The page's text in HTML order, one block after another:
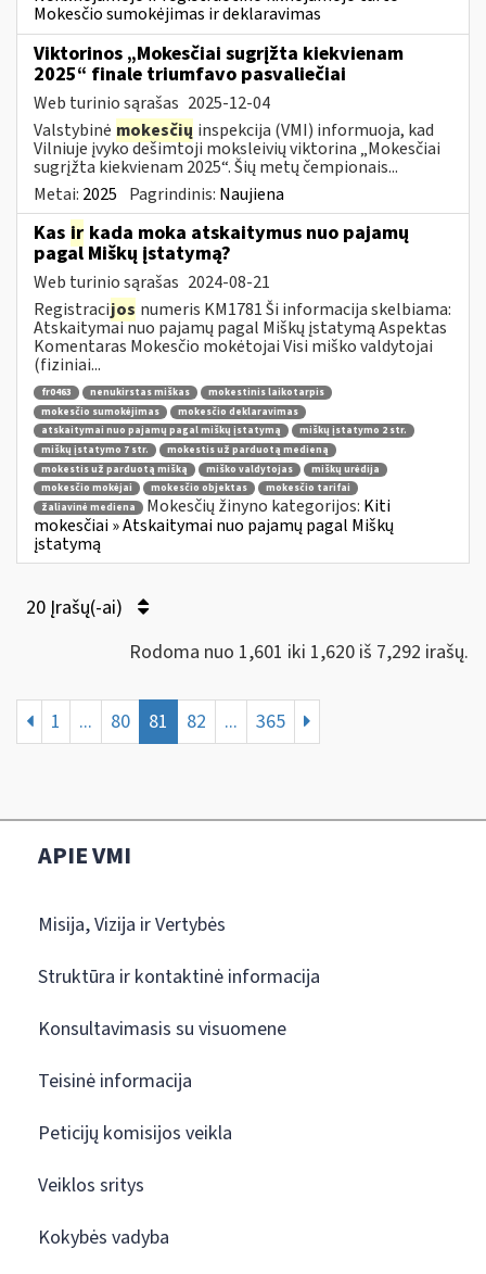
Mokesčio sumokėjimas ir deklaravimas
Viktorinos „Mokesčiai sugrįžta kiekvienam
2025“ finale triumfavo pasvaliečiai
Web turinio sąrašas 2025-12-04
Valstybinė mokesčių inspekcija (VMI) informuoja, kad
Vilniuje įvyko dešimtoji moksleivių viktorina „Mokesčiai
sugrįžta kiekvienam 2025“. Šių metų čempionais...
Metai: 2025 Pagrindinis: Naujiena
Kas ir kada moka atskaitymus nuo pajamų
pagal Miškų įstatymą?
Web turinio sąrašas 2024-08-21
Registracijos numeris KM1781 Ši informacija skelbiama:
Atskaitymai nuo pajamų pagal Miškų įstatymą Aspektas
Komentaras Mokesčio mokėtojai Visi miško valdytojai
(fiziniai...
fr0463 nenukirstas miškas
mokestinis laikotarpis
mokesčio sumokėjimas
mokesčio deklaravimas
atskaitymai nuo pajamų pagal miškų įstatymą
miškų įstatymo 2 str.
miškų įstatymo 7 str.
mokestis už parduotą medieną
mokestis už parduotą mišką
miško valdytojas
miškų urėdija
mokesčio mokėjai
mokesčio objektas
mokesčio tarifai
žaliavinė mediena
Mokesčių žinyno kategorijos: Kiti
mokesčiai » Atskaitymai nuo pajamų pagal Miškų
įstatymą
20 Įrašų(-ai)
Rodoma nuo 1,601 iki 1,620 iš 7,292 irašų.
1 ... 80 81 82 ... 365
APIE VMI
Misija, Vizija ir Vertybės
Struktūra ir kontaktinė informacija
Konsultavimasis su visuomene
Teisinė informacija
Peticijų komisijos veikla
Veiklos sritys
Kokybės vadyba